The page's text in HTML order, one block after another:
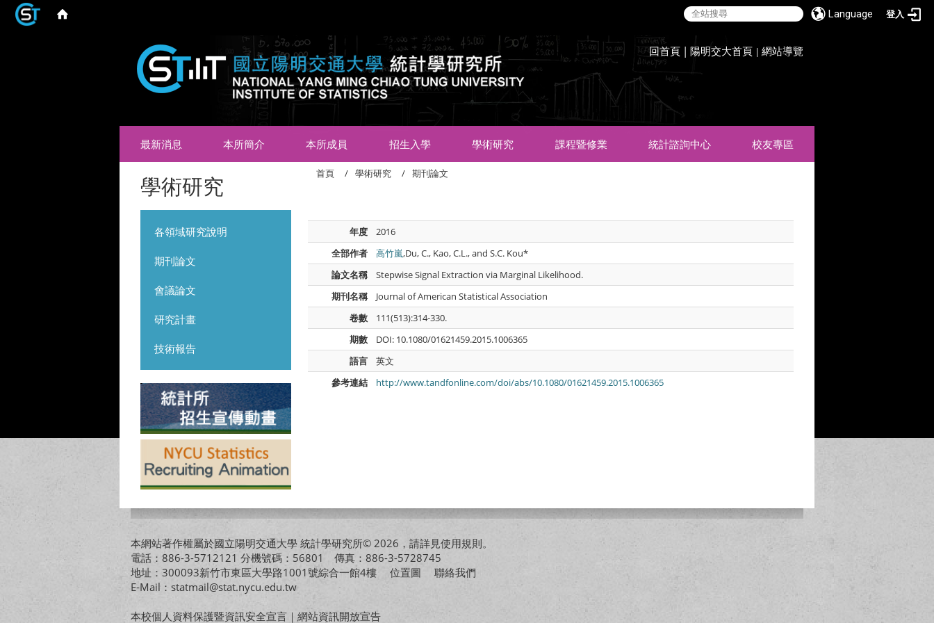
Language 登入
回首頁 | 陽明交大首頁 |網站導覽
最新消息 本所簡介 本所成員 招生入學 學術研究 課程暨修業 統計諮詢中心 校友專區
學術研究
各領域研究說明
期刊論文
會議論文
研究計畫
技術報告
首頁 學術研究 期刊論文
年度
2016
全部作者
高竹嵐,Du, C., Kao, C.L., and S.C. Kou*
論文名稱
Stepwise Signal Extraction via Marginal Likelihood.
期刊名稱
Journal of American Statistical Association
卷數
111(513):314-330.
期數
DOI: 10.1080/01621459.2015.1006365
語言
英文
參考連結
http://www.tandfonline.com/doi/abs/10.1080/01621459.2015.1006365
本網站著作權屬於國立陽明交通大學 統計學研究所© 2026，請詳見使用規則。
電話：886-3-5712121 分機號碼：56801 傳真：886-3-5728745
地址：300093新竹市東區大學路1001號綜合一館4樓 位置圖
聯絡我們
E-Mail：statmail@stat.nycu.edu.tw
本校個人資料保護暨資訊安全宣言 ｜ 網站資訊開放宣告